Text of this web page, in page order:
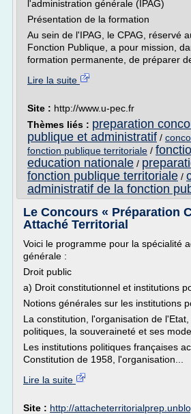
l'administration générale (IPAG)
Présentation de la formation
Au sein de l'IPAG, le CPAG, réservé
Fonction Publique, a pour mission,
formation permanente, de préparer
Lire la suite
Site : http://www.u-pec.fr
Thèmes liés : preparation
publique et administratif /
fonction publique territoriale /
education nationale /
fonction publique territoriale /
administratif de la fonction
Le Concours « Préparation
Attaché Territorial
Voici le programme pour la spécialité
générale :
Droit public
a) Droit constitutionnel et institutions
Notions générales sur les institutions
La constitution, l'organisation de
politiques, la souveraineté et ses
Les institutions politiques françaises
Constitution de 1958, l'organisation...
Lire la suite
Site : http://